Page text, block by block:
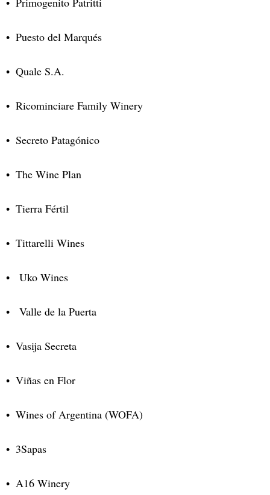
Puesto del Marqués
Quale S.A.
Ricominciare Family Winery
Secreto Patagónico
The Wine Plan
Tierra Fértil
Tittarelli Wines
Uko Wines
Valle de la Puerta
Vasija Secreta
Viñas en Flor
Wines of Argentina (WOFA)
3Sapas
A16 Winery